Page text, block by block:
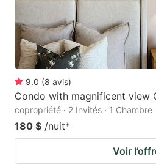
9.0 (8 avis)
Condo with magnificent view
copropriété · 2 Invités · 1 Chambre
180 $ /nuit*
Voir